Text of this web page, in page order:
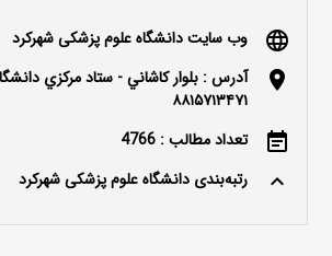
language وب سایت دانشگاه علوم پزشکی شهرکرد
location_on
آدرس : بلوار كاشاني - ستاد مركزي
۸۸۱۵۷۱۳۴۷۱
event_note تعداد مطالب : 4766
keyboard_arrow_up رتبه‌بندی دانشگاه علوم پزشکی شهرکرد